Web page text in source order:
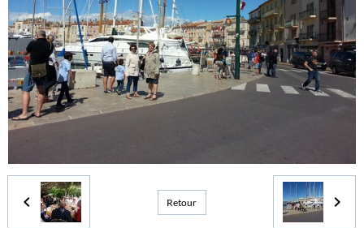
Retour